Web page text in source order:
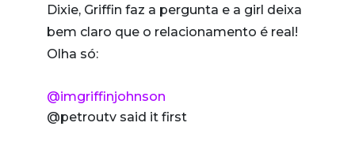
Dixie, Griffin faz a pergunta e a girl deixa
bem claro que o relacionamento é real!
Olha só:
@imgriffinjohnson
@petroutv said it first